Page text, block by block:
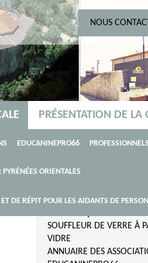
NOUS
LE CLOCHER RÉPUBLICAIN
EDUCANINEPRO66
AINÉS ORIENTALES
DE RÉPIT POUR LES AIDANTS DE
PRÉSENTATION DE
L'INTERCOMMUNALITE
PLAN DE LA COMMUNE
SOUFFLEUR DE VERRE À
VIDRE
ANNUAIRE DES